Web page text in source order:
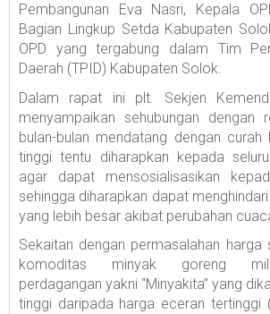
Pembangunan Eva Nasri, Kepala
Bagian Lingkup Setda Kabupaten
OPD yang tergabung dalam Tim
Daerah (TPID) Kabupaten Solok.
Dalam rapat ini plt. Sekjen
menyampaikan sehubungan dengan
bulan-bulan mendatang dengan curah
tinggi tentu diharapkan kepada
agar dapat mensosialisasikan
sehingga diharapkan dapat
yang lebih besar akibat perubahan
Sekaitan dengan permasalahan harga
komoditas minyak goreng
perdagangan yakni “Minyakita” yang
tinggi daripada harga eceran tertinggi